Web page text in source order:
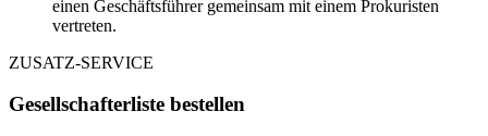
einen Geschäftsführer gemeinsam mit einem Prokuristen
vertreten.
ZUSATZ-SERVICE
Gesellschafterliste bestellen